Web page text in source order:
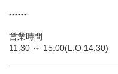
------
営業時間
11:30 ～ 15:00(L.O 14:30)